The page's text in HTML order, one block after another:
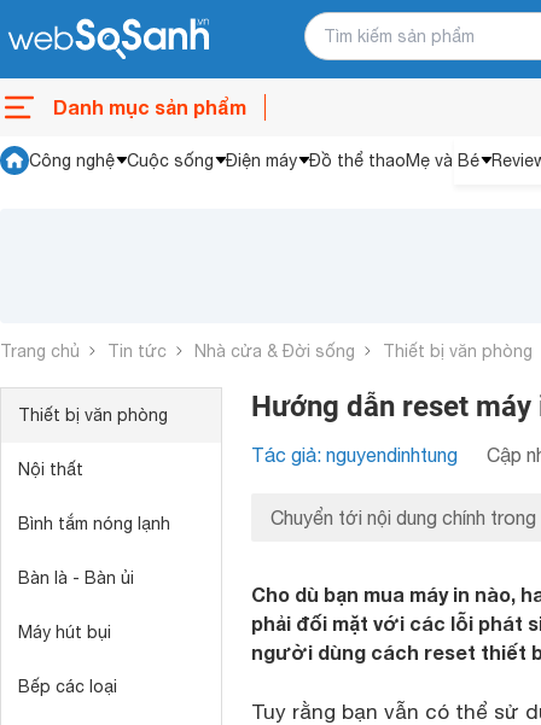
Danh mục sản phẩm
Công nghệ Cuộc sống Điện máy Đồ thể thaoMẹ và Bé
Trang chủ Tin tức Nhà cửa & Đời sống Thiết bị văn phòng
Thiết bị văn phòng
Nội thất
Bình tắm nóng lạnh
Bàn là - Bàn ủi
Máy hút bụi
Bếp các loại
Hướng dẫn reset
Tác giả: nguyendinhtung Cập
Chuyển tới nội dung chính trong
Cho dù bạn mua máy in nào,
phải đối mặt với các lỗi phát
người dùng cách reset thiết
Tuy rằng bạn vẫn có thể sử